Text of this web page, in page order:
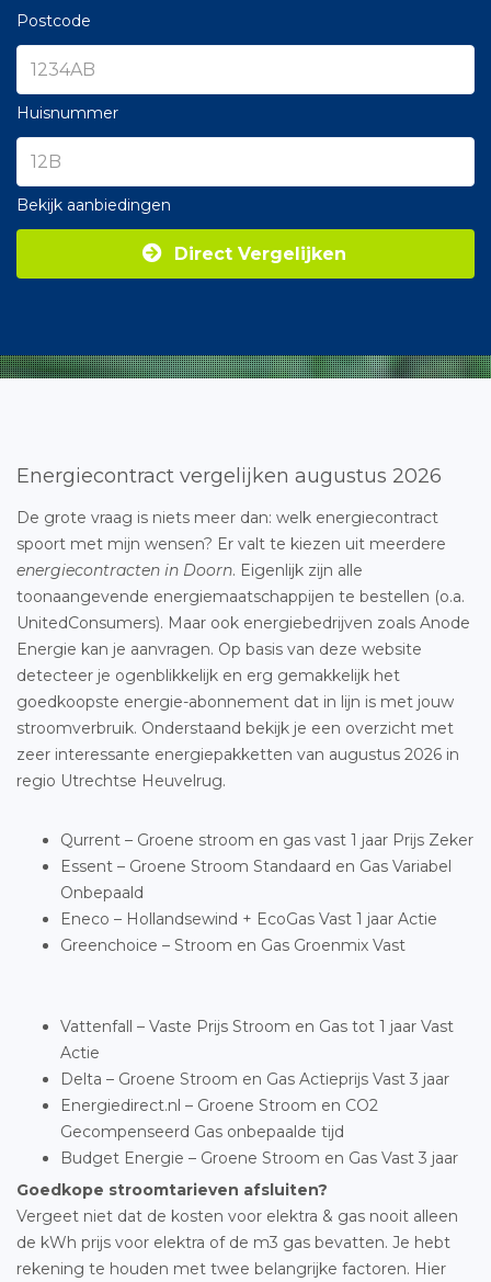
Postcode
Huisnummer
Bekijk aanbiedingen
Direct Vergelijken
Energiecontract vergelijken augustus 2026
De grote vraag is niets meer dan: welk energiecontract
spoort met mijn wensen? Er valt te kiezen uit meerdere
energiecontracten in Doorn. Eigenlijk zijn alle
toonaangevende energiemaatschappijen te bestellen (o.a.
UnitedConsumers). Maar ook energiebedrijven zoals Anode
Energie kan je aanvragen. Op basis van deze website
detecteer je ogenblikkelijk en erg gemakkelijk het
goedkoopste energie-abonnement dat in lijn is met jouw
stroomverbruik. Onderstaand bekijk je een overzicht met
zeer interessante energiepakketten van augustus 2026 in
regio Utrechtse Heuvelrug.
Qurrent – Groene stroom en gas vast 1 jaar Prijs Zeker
Essent – Groene Stroom Standaard en Gas Variabel
Onbepaald
Eneco – Hollandsewind + EcoGas Vast 1 jaar Actie
Greenchoice – Stroom en Gas Groenmix Vast
Vattenfall – Vaste Prijs Stroom en Gas tot 1 jaar Vast
Actie
Delta – Groene Stroom en Gas Actieprijs Vast 3 jaar
Energiedirect.nl – Groene Stroom en CO2
Gecompenseerd Gas onbepaalde tijd
Budget Energie – Groene Stroom en Gas Vast 3 jaar
Goedkope stroomtarieven afsluiten?
Vergeet niet dat de kosten voor elektra & gas nooit alleen
de kWh prijs voor elektra of de m3 gas bevatten. Je hebt
rekening te houden met twee belangrijke factoren. Hier